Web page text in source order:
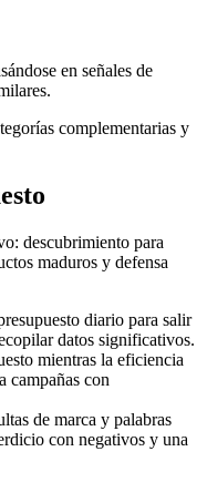
en señales de
complementarias y
descubrimiento para
maduros y defensa
diario para salir
datos significativos.
mientras la eficiencia
campañas con
de marca y palabras
con negativos y una